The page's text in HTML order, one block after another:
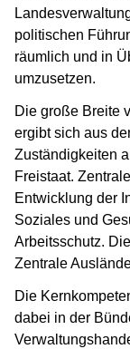
politischen
räumlich und in
umzusetzen.
Die große Breite
ergibt sich aus
Zuständigkeiten
Freistaat.
Entwicklung der
Soziales und
Arbeitsschutz.
Zentrale
Die
dabei in der